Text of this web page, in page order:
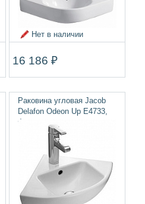
Нет в наличии
16 186 ₽
Раковина угловая Jacob
Delafon Odeon Up E4733,
Франция